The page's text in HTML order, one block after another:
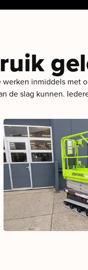
inmiddels
de slag kunnen.